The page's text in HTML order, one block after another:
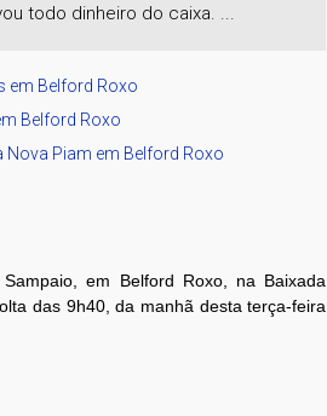
todo dinheiro do caixa. ...
em Belford Roxo
Belford Roxo
Piam em Belford Roxo
em Belford Roxo, na Baixada
das 9h40, da manhã desta terça-feira